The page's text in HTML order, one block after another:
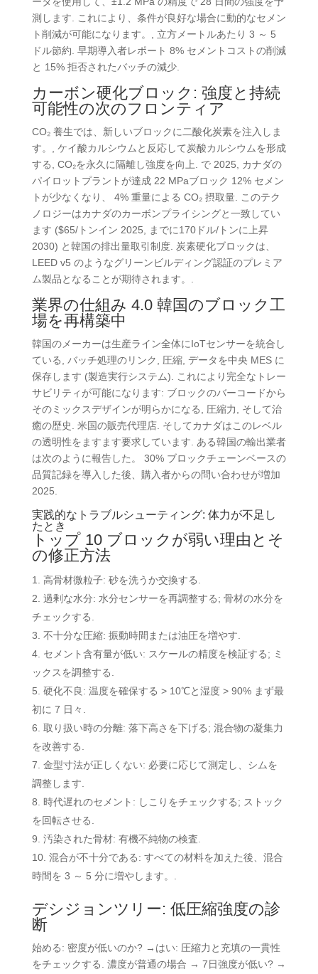
測します. これにより、条件が良好な場合に動的なセメン
ト削減が可能になります。, 立方メートルあたり 3 ～ 5
ドル節約. 早期導入者レポート 8% セメントコストの削減
と 15% 拒否されたバッチの減少.
カーボン硬化ブロック: 強度と持続
可能性の次のフロンティア
CO₂ 養生では、新しいブロックに二酸化炭素を注入しま
す。, ケイ酸カルシウムと反応して炭酸カルシウムを形成
する, CO₂を永久に隔離し強度を向上. で 2025, カナダの
パイロットプラントが達成 22 MPaブロック 12% セメン
トが少なくなり、 4% 重量による CO₂ 摂取量. このテク
ノロジーはカナダのカーボンプライシングと一致してい
ます ($65/トンイン 2025, までに170ドル/トンに上昇
2030) と韓国の排出量取引制度. 炭素硬化ブロックは、
LEED v5 のようなグリーンビルディング認証のプレミア
ム製品となることが期待されます。.
業界の仕組み 4.0 韓国のブロック工
場を再構築中
韓国のメーカーは生産ライン全体にIoTセンサーを統合し
ている, バッチ処理のリンク, 圧縮, データを中央 MES に
保存します (製造実行システム). これにより完全なトレー
サビリティが可能になります: ブロックのバーコードから
そのミックスデザインが明らかになる, 圧縮力, そして治
癒の歴史. 米国の販売代理店. そしてカナダはこのレベル
の透明性をますます要求しています. ある韓国の輸出業者
は次のように報告した。 30% ブロックチェーンベースの
品質記録を導入した後、購入者からの問い合わせが増加
2025.
実践的なトラブルシューティング: 体力が不足し
たとき
トップ 10 ブロックが弱い理由とそ
の修正方法
高骨材微粒子: 砂を洗うか交換する.
過剰な水分: 水分センサーを再調整する; 骨材の水分を
チェックする.
不十分な圧縮: 振動時間または油圧を増やす.
セメント含有量が低い: スケールの精度を検証する; ミ
ックスを調整する.
硬化不良: 温度を確保する > 10℃と湿度 > 90% まず最
初に 7 日々.
取り扱い時の分離: 落下高さを下げる; 混合物の凝集力
を改善する.
金型寸法が正しくない: 必要に応じて測定し、シムを
調整します.
時代遅れのセメント: しこりをチェックする; ストック
を回転させる.
汚染された骨材: 有機不純物の検査.
混合が不十分である: すべての材料を加えた後、混合
時間を 3 ～ 5 分に増やします。.
デシジョンツリー: 低圧縮強度の診
断
始める: 密度が低いのか? →はい: 圧縮力と充填の一貫性
をチェックする. 濃度が普通の場合 → 7日強度が低い? →